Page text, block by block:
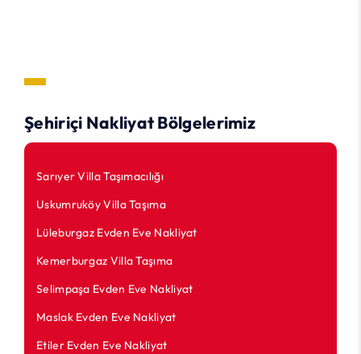
Şehiriçi Nakliyat Bölgelerimiz
Sarıyer Villa Taşımacılığı
Uskumruköy Villa Taşıma
Lüleburgaz Evden Eve Nakliyat
Kemerburgaz Villa Taşıma
Selimpaşa Evden Eve Nakliyat
Maslak Evden Eve Nakliyat
Etiler Evden Eve Nakliyat